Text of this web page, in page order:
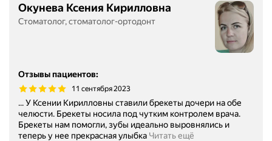
Окунева Ксения Кирилловна
Стоматолог, стоматолог-ортодонт
Отзывы пациентов:
11 сентября 2023
... У Ксении Кирилловны ставили брекеты дочери на обе
челюсти. Брекеты носила под чутким контролем врача.
Брекеты нам помогли, зубы идеально выровнялись и
теперь у нее прекрасная улыбка Читать ещё